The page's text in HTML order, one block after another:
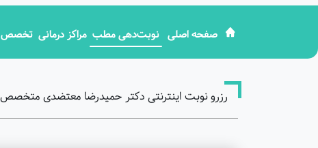
صفحه اصلی نوبت‌دهی مطب مراکز درمانی تخصص
رزرو نوبت اینترنتی دکتر حمیدرضا معتضدی